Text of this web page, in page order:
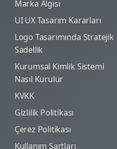
Marka Algısı
UI UX Tasarım Kararları
Logo Tasarımında Stratejik
Sadellik
Kurumsal Kimlik Sistemi
Nasıl Kurulur
KVKK
Gizlilik Politikası
Çerez Politikası
Kullanım Şartları